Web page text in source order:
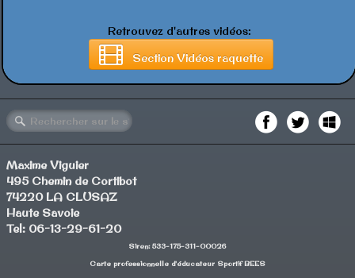
Retrouvez d'autres vidéos:
Section Vidéos raquette
Maxime Viguier
495 Chemin de Cortibot
74220 LA CLUSAZ
Haute Savoie
Tel: 06-13-29-61-20
Siren: 533-175-311-00026
Carte professionnelle d'éducateur Sportif BEES